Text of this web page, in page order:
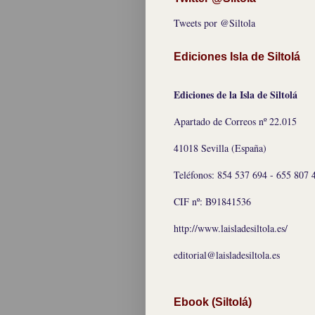
Tweets por @Siltola
Ediciones Isla de Siltolá
Ediciones de la Isla de Siltolá
Apartado de Correos nº 22.015
41018 Sevilla (España)
Teléfonos: 854 537 694 - 655 807
CIF nº: B91841536
http://www.laisladesiltola.es/
editorial@laisladesiltola.es
Ebook (Siltolá)